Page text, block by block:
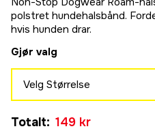
polstret hundehalsbånd.
hvis hunden drar.
Gjør valg
Velg Størrelse
149 kr
Totalt: 149 kr